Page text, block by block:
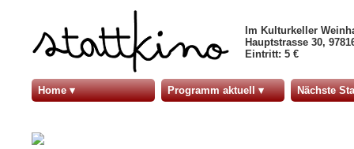
Im Kulturkeller
Hauptstrasse 30,
Eintritt: 5 €
Home Programm aktuell Nächste